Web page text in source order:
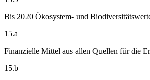
Bis 2020 Ökosystem- und
15.a
Finanzielle Mittel aus allen Quellen für die
15.b